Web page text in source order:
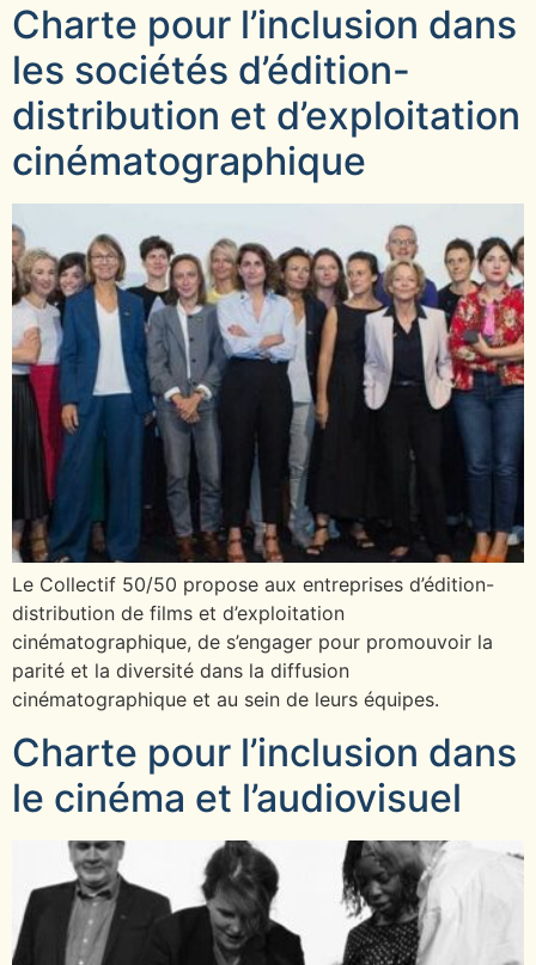
Charte pour l’inclusion dans
les sociétés d’édition-
distribution et d’exploitation
cinématographique
Le Collectif 50/50 propose aux entreprises d’édition-
distribution de films et d’exploitation
cinématographique, de s’engager pour promouvoir la
parité et la diversité dans la diffusion
cinématographique et au sein de leurs équipes.
Charte pour l’inclusion dans
le cinéma et l’audiovisuel